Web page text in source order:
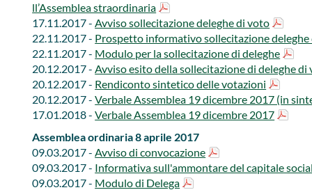
ll’Assemblea straordinaria
17.11.2017 -Avviso sollecitazione deleghe di voto​
22.11.2017 - Prospetto informativo sollecitazione
22.11.2017 - ​ Modulo per la sollecitazione di deleghe
20.12.2017 - ​Avviso esito della sollecitazione di deleghe di
20.12.2017 - Rendiconto sintetico delle votazioni​​
20.12.2017 -Verbale Assemblea 19 dicembre 2017 (in
17.01.2018 - ​​​​Verbale Assemblea 19 dicembre 2017
Assemblea ordinaria 8 aprile 2017
​09.03.2017 -Avviso di convocazione
09.03.2017 - ​​ ​Informativa sull'ammontare del capitale
​09.03.2017 - Modulo di Delega